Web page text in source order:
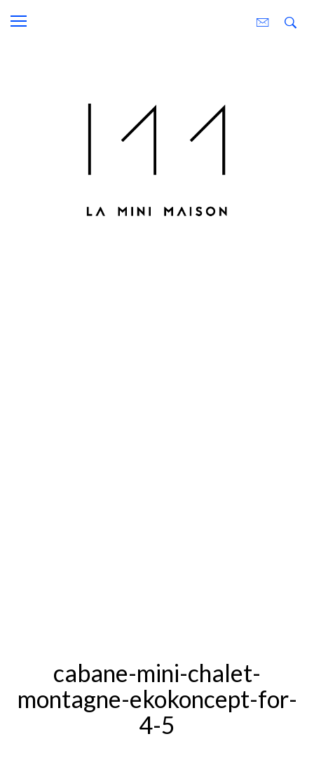
cabane-mini-chalet-
montagne-ekokoncept-for-
4-5